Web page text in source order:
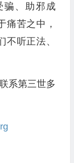
骗、助邪成
痛苦之中，
不听正法、
系第三世多